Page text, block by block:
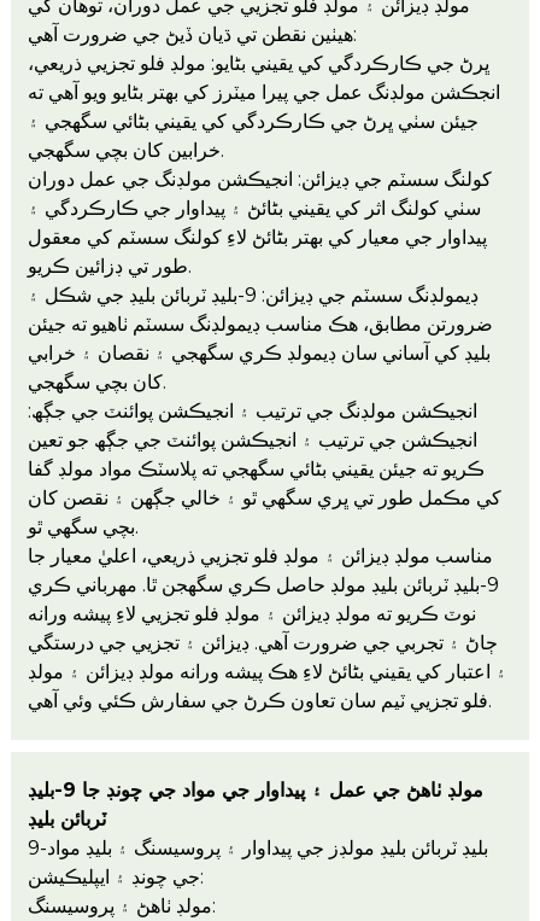
مولڊ ڊيزائن ۽ مولڊ فلو تجزيي جي عمل دوران، توهان کي
هيٺين نقطن تي ڌيان ڏيڻ جي ضرورت آهي:
ڀرڻ جي ڪارڪردگي کي يقيني بڻايو: مولڊ فلو تجزيي ذريعي،
انجڪشن مولڊنگ عمل جي پيرا ميٽرز کي بهتر بڻايو ويو آهي ته
جيئن سٺي ڀرڻ جي ڪارڪردگي کي يقيني بڻائي سگهجي ۽
خرابين کان بچي سگهجي.
کولنگ سسٽم جي ڊيزائن: انجيڪشن مولڊنگ جي عمل دوران
سٺي کولنگ اثر کي يقيني بڻائڻ ۽ پيداوار جي ڪارڪردگي ۽
پيداوار جي معيار کي بهتر بڻائڻ لاءِ کولنگ سسٽم کي معقول
طور تي ڊزائين ڪريو.
ڊيمولڊنگ سسٽم جي ڊيزائن: 9-بليڊ ٽربائن بليڊ جي شڪل ۽
ضرورتن مطابق، هڪ مناسب ڊيمولڊنگ سسٽم ٺاهيو ته جيئن
بليڊ کي آساني سان ڊيمولڊ ڪري سگهجي ۽ نقصان ۽ خرابي
کان بچي سگهجي.
انجيڪشن مولڊنگ جي ترتيب ۽ انجيڪشن پوائنٽ جي جڳھ:
انجيڪشن جي ترتيب ۽ انجيڪشن پوائنٽ جي جڳھ جو تعين
ڪريو ته جيئن يقيني بڻائي سگهجي ته پلاسٽڪ مواد مولڊ گفا
کي مڪمل طور تي ڀري سگهي ٿو ۽ خالي جڳهن ۽ نقصن کان
بچي سگهي ٿو.
مناسب مولڊ ڊيزائن ۽ مولڊ فلو تجزيي ذريعي، اعليٰ معيار جا
9-بليڊ ٽربائن بليڊ مولڊ حاصل ڪري سگھجن ٿا. مهرباني ڪري
نوٽ ڪريو ته مولڊ ڊيزائن ۽ مولڊ فلو تجزيي لاءِ پيشه ورانه
ڄاڻ ۽ تجربي جي ضرورت آهي. ڊيزائن ۽ تجزيي جي درستگي
۽ اعتبار کي يقيني بڻائڻ لاءِ هڪ پيشه ورانه مولڊ ڊيزائن ۽ مولڊ
فلو تجزيي ٽيم سان تعاون ڪرڻ جي سفارش ڪئي وئي آهي.
مولڊ ٺاهڻ جي عمل ۽ پيداوار جي مواد جي چونڊ جا 9-بليڊ
ٽربائن بليڊ
9-بليڊ ٽربائن بليڊ مولڊز جي پيداوار ۽ پروسيسنگ ۽ بليڊ مواد
جي چونڊ ۽ ايپليڪيشن:
مولڊ ٺاهڻ ۽ پروسيسنگ: